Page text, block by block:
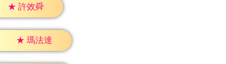
★ 許效舜
★ 瑪法達